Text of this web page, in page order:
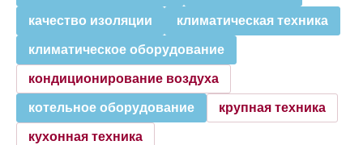
качество изоляции климатическая техника
климатическое оборудование
кондиционирование воздуха
котельное оборудование крупная техника
кухонная техника